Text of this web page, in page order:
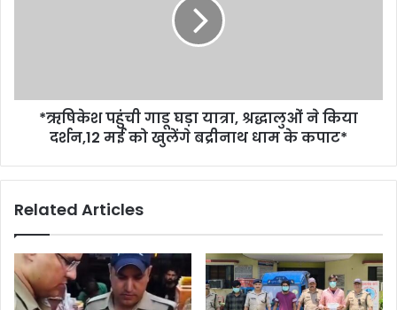
*ऋषिकेश पहुंची गाडू घड़ा यात्रा, श्रद्धालुओं ने किया
दर्शन,12 मई को खुलेंगे बद्रीनाथ धाम के कपाट*
Related Articles